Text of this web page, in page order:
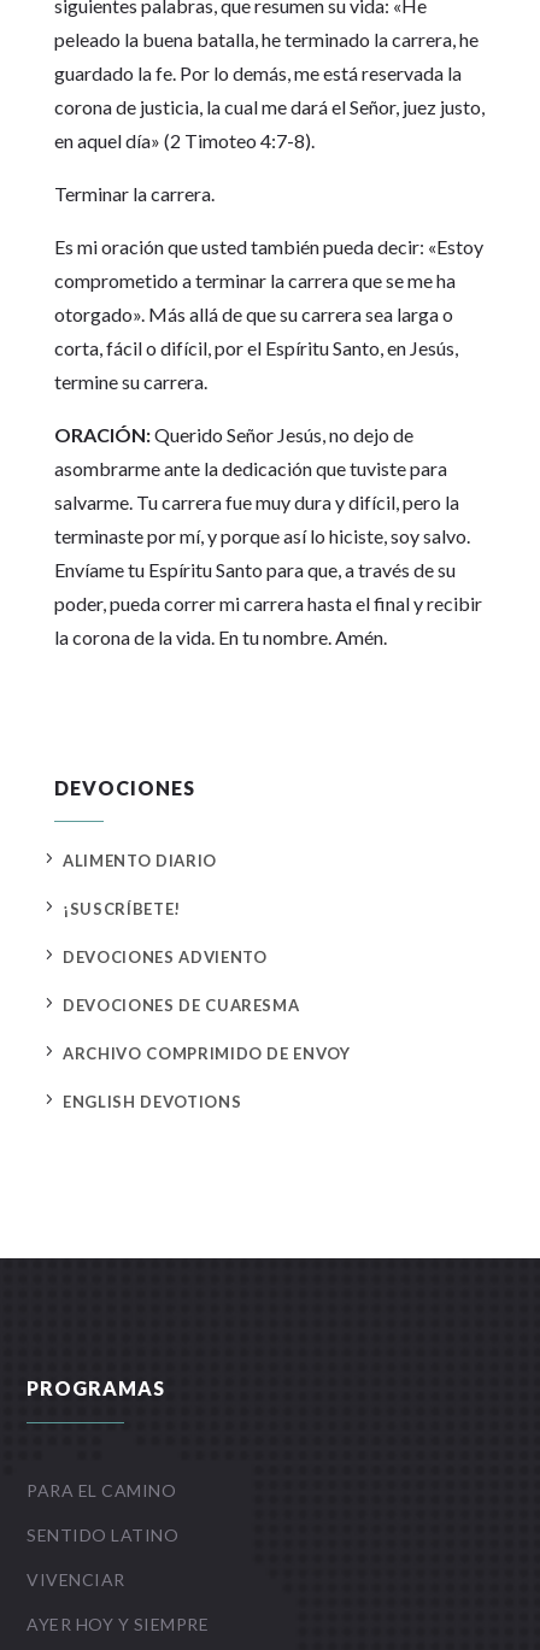
siguientes palabras, que resumen su vida: «He
peleado la buena batalla, he terminado la carrera, he
guardado la fe. Por lo demás, me está reservada la
corona de justicia, la cual me dará el Señor, juez justo,
en aquel día» (2 Timoteo 4:7-8).
Terminar la carrera.
Es mi oración que usted también pueda decir: «Estoy
comprometido a terminar la carrera que se me ha
otorgado». Más allá de que su carrera sea larga o
corta, fácil o difícil, por el Espíritu Santo, en Jesús,
termine su carrera.
ORACIÓN:Querido Señor Jesús, no dejo de
asombrarme ante la dedicación que tuviste para
salvarme. Tu carrera fue muy dura y difícil, pero la
terminaste por mí, y porque así lo hiciste, soy salvo.
Envíame tu Espíritu Santo para que, a través de su
poder, pueda correr mi carrera hasta el final y recibir
la corona de la vida. En tu nombre. Amén.
DEVOCIONES
5 ALIMENTO DIARIO
5 ¡SUSCRÍBETE!
5 DEVOCIONES ADVIENTO
5 DEVOCIONES DE CUARESMA
5 ARCHIVO COMPRIMIDO DE ENVOY
5 ENGLISH DEVOTIONS
PROGRAMAS
PARA EL CAMINO
SENTIDO LATINO
VIVENCIAR
AYER HOY Y SIEMPRE